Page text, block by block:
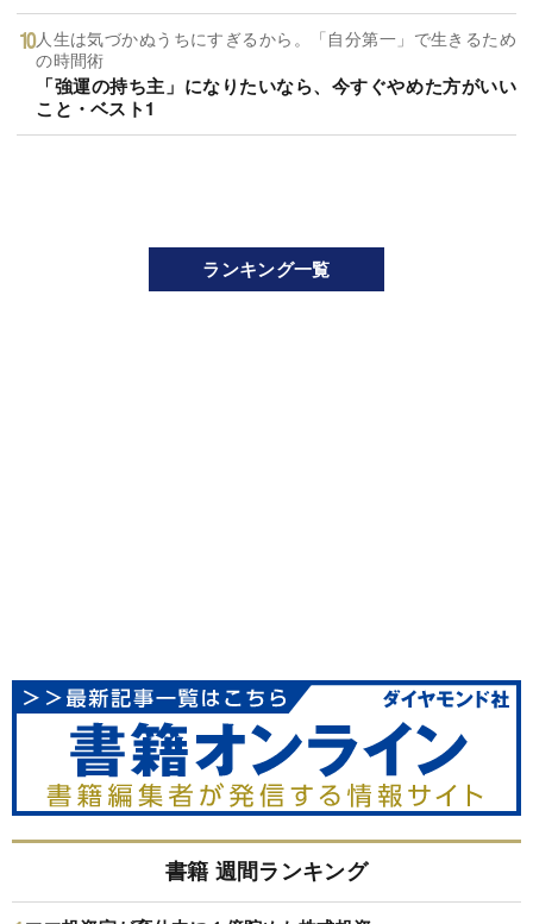
人生は気づかぬうちにすぎるから。「自分第一」で生きるため
の時間術
「強運の持ち主」になりたいなら、今すぐやめた方がいい
こと・ベスト1
ランキング一覧
書籍 週間ランキング